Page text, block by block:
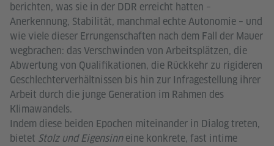
berichten, was sie in der DDR erreicht hatten –
Anerkennung, Stabilität, manchmal echte Autonomie – und
wie viele dieser Errungenschaften nach dem Fall der Mauer
wegbrachen: das Verschwinden von Arbeitsplätzen, die
Abwertung von Qualifikationen, die Rückkehr zu rigideren
Geschlechterverhältnissen bis hin zur Infragestellung ihrer
Arbeit durch die junge Generation im Rahmen des
Klimawandels.
Indem diese beiden Epochen miteinander in Dialog treten,
bietet Stolz und Eigensinneine konkrete, fast intime